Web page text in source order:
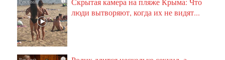
люди вытворяют, когда их не видят...